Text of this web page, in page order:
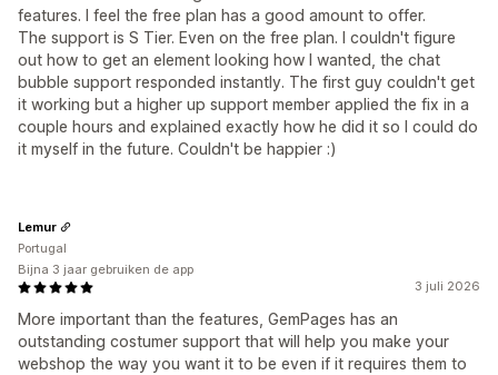
features. I feel the free plan has a good amount to offer.
The support is S Tier. Even on the free plan. I couldn't figure
out how to get an element looking how I wanted, the chat
bubble support responded instantly. The first guy couldn't get
it working but a higher up support member applied the fix in a
couple hours and explained exactly how he did it so I could do
it myself in the future. Couldn't be happier :)
3 juli 2026
More important than the features, GemPages has an
outstanding costumer support that will help you make your
webshop the way you want it to be even if it requires them to
Lemur
Portugal
Bijna 3 jaar gebruiken de app